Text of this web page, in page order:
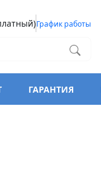
График работы
ГАРАНТИЯ